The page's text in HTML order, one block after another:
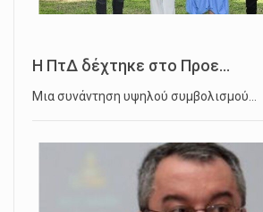
Η ΠτΔ δέχτηκε στο Προε...
Μια συνάντηση υψηλού συμβολισμού…